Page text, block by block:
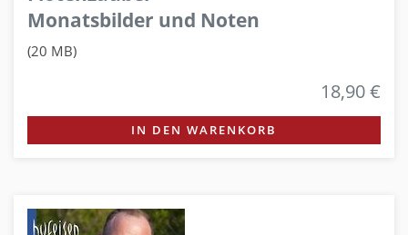
Monatsbilder und Noten
(20 MB)
18,90 €
IN DEN WARENKORB